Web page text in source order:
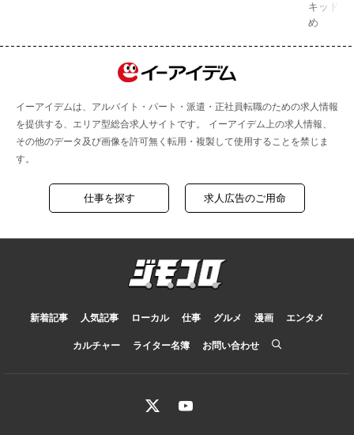
キッドス
め
イーアイデムは、アルバイト・パート・派遣・正社員転職のための求人情報
を提供する、エリア型総合求人サイトです。 イーアイデム上の求人情報、
その他のデータ及び画像を許可無く転用・複製して使用することを禁じま
す。
仕事を探す 求人広告のご用命
新着記事 人気記事 ローカル 仕事 グルメ 漫画 エンタメ
カルチャー ライター名簿 お問い合わせ